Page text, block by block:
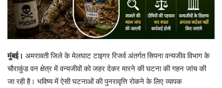
मुंबई। अमरावती जिले के मेलघाट टाइगर रिजर्व अंतर्गत सिपना वन्यजीव विभाग के
चौराकुंड वन क्षेत्र में वन्यजीवों को जहर देकर मारने की घटना की गहन जांच की
जा रही है। भविष्य में ऐसी घटनाओं की पुनरावृत्ति रोकने के लिए व्यापक